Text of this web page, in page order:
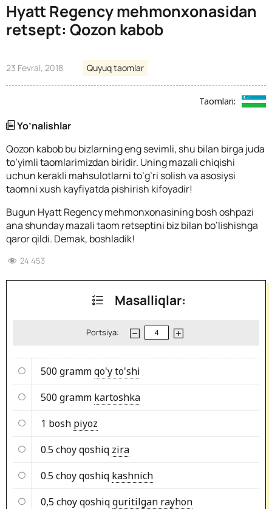
Hyatt Regency mehmonxonasidan
retsept: Qozon kabob
23 Fevral, 2018 Quyuq taomlar
Taomlari:
Yo’nalishlar
Qozon kabob bu bizlarning eng sevimli, shu bilan birga juda
to’yimli taomlarimizdan biridir. Uning mazali chiqishi
uchun kerakli mahsulotlarni to’g’ri solish va asosiysi
taomni xush kayfiyatda pishirish kifoyadir!
Bugun Hyatt Regency mehmonxonasining bosh oshpazi
ana shunday mazali taom retseptini biz bilan bo’lishishga
qaror qildi. Demak, boshladik!
24 453
Masalliqlar:
Portsiya:
500 grammqo'y to'shi
500 gramm kartoshka
1 bosh piyoz
0.5 choy qoshiq zira
0.5 choy qoshiq kashnich
0,5 choy qoshiqquritilgan rayhon